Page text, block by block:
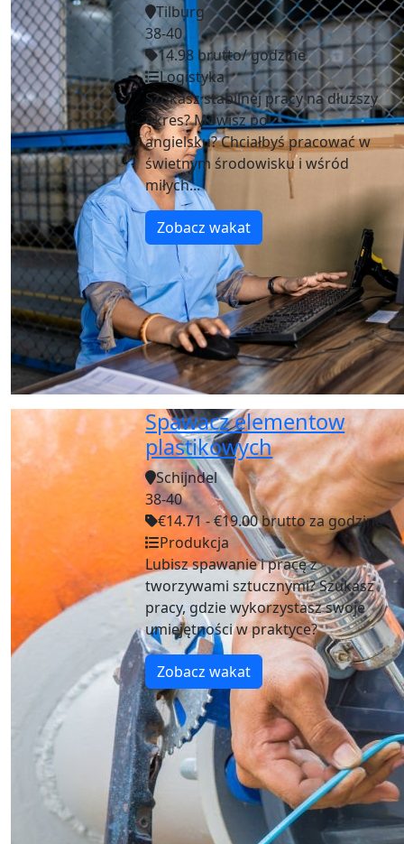
Tilburg
38-40
14.98 brutto/ godzine
Logistyka
Szukasz stabilnej pracy na dłuższy
okres? Mówisz po
angielsku? Chciałbyś pracować w
świetnym środowisku i wśród
miłych...
Zobacz wakat
Spawacz elementow
plastikowych
Schijndel
38-40
€14.71 - €19.00 brutto za godzine
Produkcja
Lubisz spawanie i pracę z
tworzywami sztucznymi? Szukasz
pracy, gdzie wykorzystasz swoje
umiejętności w praktyce?
Zobacz wakat